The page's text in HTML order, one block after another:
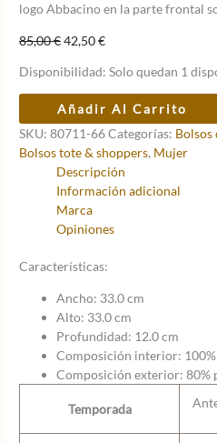
logo Abbacino en la parte frontal
85,00€El
original
era:
85,00 €.
42,50€El
actual
es:
42,50 €.
Disponibilidad: Solo quedan 1
reversible
Trendy
Gladiola/Orange
cantidad
Añadir Al Carrito
SKU:80711-66Categorías: Bolsos
Bolsos tote & shoppers, Mujer
Descripción
Información adicional
Marca
Opiniones
Características:
Ancho: 33.0 cm
Alto: 33.0 cm
Profundidad: 12.0 cm
Composición interior:
Composición exterior: 80%
Temporada